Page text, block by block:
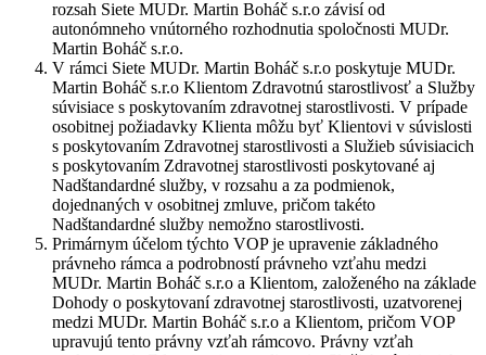
rozsah Siete MUDr. Martin Boháč s.r.o závisí od
autonómneho vnútorného rozhodnutia spoločnosti MUDr.
Martin Boháč s.r.o.
V rámci Siete MUDr. Martin Boháč s.r.o poskytuje MUDr.
Martin Boháč s.r.o Klientom Zdravotnú starostlivosť a Služby
súvisiace s poskytovaním zdravotnej starostlivosti. V prípade
osobitnej požiadavky Klienta môžu byť Klientovi v súvislosti
s poskytovaním Zdravotnej starostlivosti a Služieb súvisiacich
s poskytovaním Zdravotnej starostlivosti poskytované aj
Nadštandardné služby, v rozsahu a za podmienok,
dojednaných v osobitnej zmluve, pričom takéto
Nadštandardné služby nemožno starostlivosti.
Primárnym účelom týchto VOP je upravenie základného
právneho rámca a podrobností právneho vzťahu medzi
MUDr. Martin Boháč s.r.o a Klientom, založeného na základe
Dohody o poskytovaní zdravotnej starostlivosti, uzatvorenej
medzi MUDr. Martin Boháč s.r.o a Klientom, pričom VOP
upravujú tento právny vzťah rámcovo. Právny vzťah